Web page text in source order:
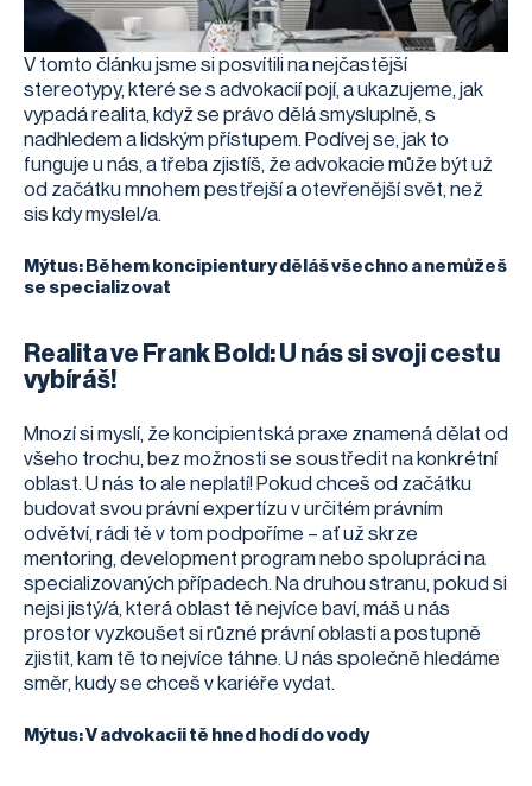
V tomto článku jsme si posvítili na nejčastější
stereotypy, které se s advokacií pojí, a ukazujeme, jak
vypadá realita, když se právo dělá smysluplně, s
nadhledem a lidským přístupem. Podívej se, jak to
funguje u nás, a třeba zjistíš, že advokacie může být už
od začátku mnohem pestřejší a otevřenější svět, než
sis kdy myslel/a.
Mýtus: Během koncipientury děláš všechno a nemůžeš
se specializovat
Realita ve Frank Bold: U nás si svoji cestu
vybíráš!
Mnozí si myslí, že koncipientská praxe znamená dělat od
všeho trochu, bez možnosti se soustředit na konkrétní
oblast. U nás to ale neplatí! Pokud chceš od začátku
budovat svou právní expertízu v určitém právním
odvětví, rádi tě v tom podpoříme – ať už skrze
mentoring, development program nebo spolupráci na
specializovaných případech. Na druhou stranu, pokud si
nejsi jistý/á, která oblast tě nejvíce baví, máš u nás
prostor vyzkoušet si různé právní oblasti a postupně
zjistit, kam tě to nejvíce táhne. U nás společně hledáme
směr, kudy se chceš v kariéře vydat.
Mýtus: V advokacii tě hned hodí do vody